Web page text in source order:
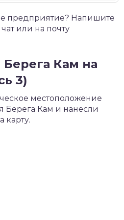
предприятие? Напишите
или на почту
Кам на
3)
местоположение
Берега Кам и нанесли
карту.